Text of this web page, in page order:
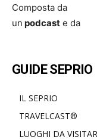
Composta da
un podcast e da
GUIDE SEPRIO
IL SEPRIO
TRAVELCAST®
LUOGHI DA